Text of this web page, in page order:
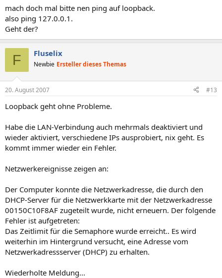
mach doch mal bitte nen ping auf loopback.
also ping 127.0.0.1.
Geht der?
F Fluselix
Newbie Ersteller dieses Themas
20. August 2007 #13
Loopback geht ohne Probleme.
Habe die LAN-Verbindung auch mehrmals deaktiviert und
wieder aktiviert, verschiedene IPs ausprobiert, nix geht. Es
kommt immer wieder ein Fehler.
Netzwerkereignisse zeigen an:
Der Computer konnte die Netzwerkadresse, die durch den
DHCP-Server für die Netzwerkkarte mit der Netzwerkadresse
00150C10F8AF zugeteilt wurde, nicht erneuern. Der folgende
Fehler ist aufgetreten:
Das Zeitlimit für die Semaphore wurde erreicht.. Es wird
weiterhin im Hintergrund versucht, eine Adresse vom
Netzwerkadressserver (DHCP) zu erhalten.
Wiederholte Meldung...